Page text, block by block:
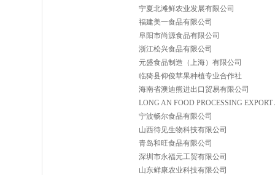
宁夏北滩鲜农业发展有限公司
福建美一食品有限公司
阜阳市尚源食品有限公司
浙江松兴食品有限公司
元盛食品制造（上海）有限公司
临猗县仰俊苹果种植专业合作社
海南省澳迪熊进出口贸易有限公司
LONG AN FOOD PROCESSING
宁波畅尔食品有限公司
山西待见生物科技有限公司
青岛和旺食品有限公司
深圳市永福元工贸有限公司
山东鲜康农业科技有限公司